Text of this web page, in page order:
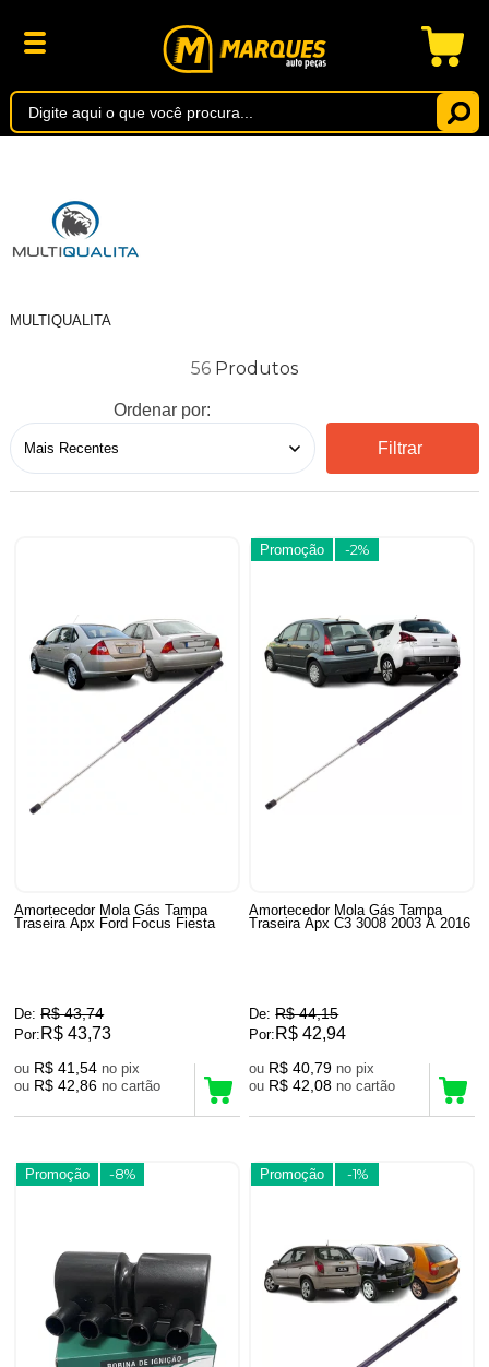
MULTIQUALITA
56
Ordenar por:
Filtrar
Amortecedor Mola Gás Tampa
Traseira Apx Ford Focus Fiesta
De: R$ 43,74
Por: R$ 43,73
ou R$ 41,54
no pix
ou R$ 42,86 no cartão
Promoção -2%
Amortecedor Mola Gás Tampa
Traseira Apx C3 3008 2003 A 2016
De: R$ 44,15
Por: R$ 42,94
ou R$ 40,79
no pix
ou R$ 42,08 no cartão
Promoção -8% Promoção -1%